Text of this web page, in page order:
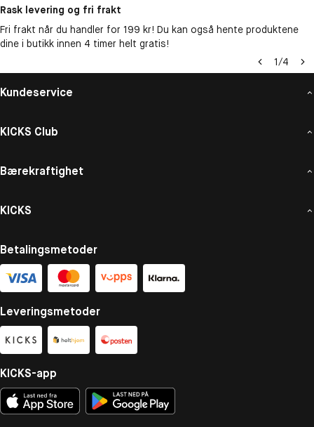
Rask levering og fri frakt
Fri frakt når du handler for 199 kr! Du kan også hente produktene
dine i butikk innen 4 timer helt gratis!
1/4
Kundeservice
KICKS Club
Bærekraftighet
KICKS
Betalingsmetoder
Leveringsmetoder
KICKS-app